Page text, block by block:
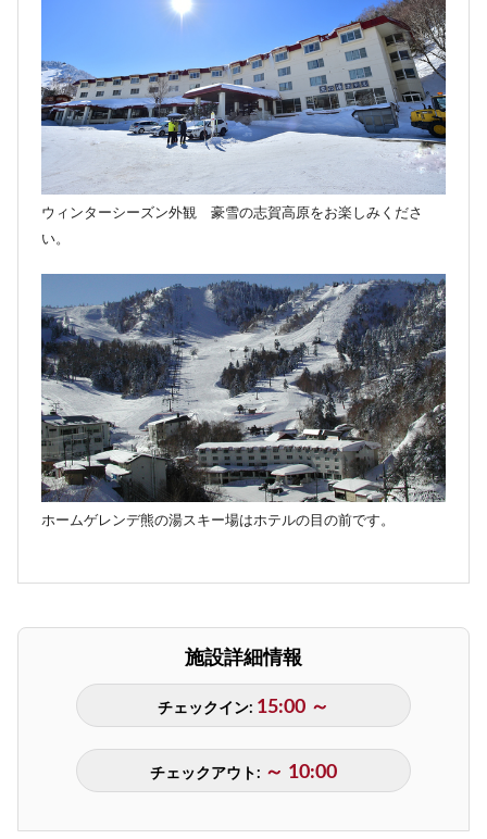
ウィンターシーズン外観 豪雪の志賀高原をお楽しみくださ
い。
ホームゲレンデ熊の湯スキー場はホテルの目の前です。
施設詳細情報
チェックイン: 15:00 ～
チェックアウト: ～ 10:00